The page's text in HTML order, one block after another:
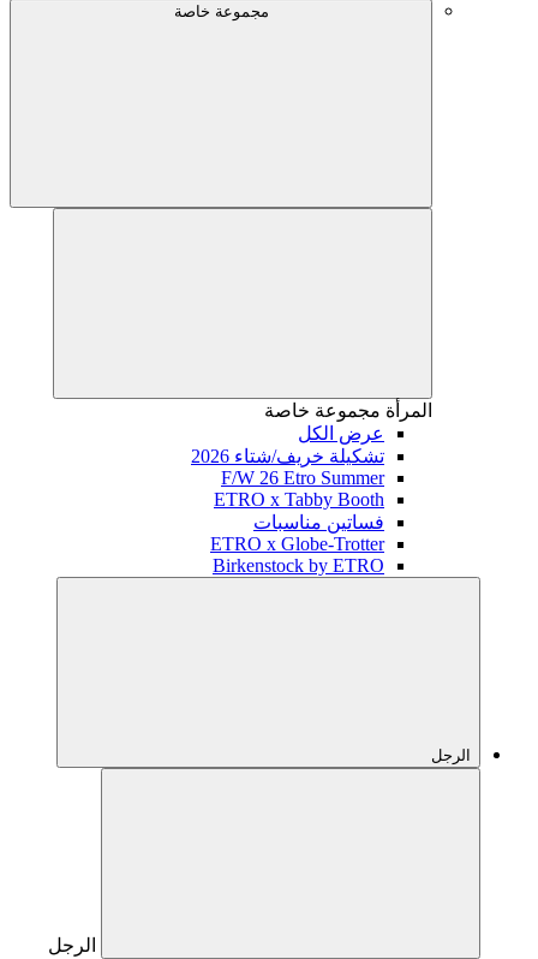
مجموعة خاصة
المرأة مجموعة خاصة
عرض الكل
تشكيلة خريف/شتاء 2026
F/W 26 Etro Summer
ETRO x Tabby Booth
فساتين مناسبات
ETRO x Globe-Trotter
Birkenstock by ETRO
الرجل
الرجل